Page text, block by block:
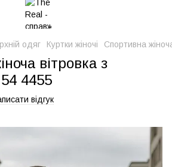
одяг Куртки жіночі Спортивна
вітровка з
4455
відгук